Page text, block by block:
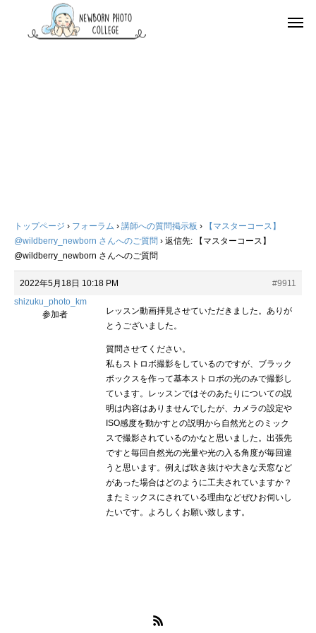
トップページ › フォーラム › 講師への質問掲示板 ›
【マスターコース】
@wildberry_newborn さんへのご質問 › 返信先: 【マスターコース】
@wildberry_newborn さんへのご質問
2022年5月18日 10:18 PM
#9911
shizuku_photo_km
参加者
レッスン動画拝見させていただきました。ありが
とうございました。
質問させてください。
私もストロボ撮影をしているのですが、ブラック
ボックスを作って基本ストロボの光のみで撮影し
ています。レッスンではそのあたりについての説
明は内容はありませんでしたが、カメラの設定や
ISO感度を動かすとの説明から自然光とのミック
スで撮影されているのかなと思いました。出張先
ですと毎回自然光の光量や光の入る角度が毎回違
うと思います。例えば吹き抜けや大きな天窓など
があった場合はどのように工夫されていますか？
またミックスにされている理由などぜひお伺いし
たいです。よろしくお願い致します。